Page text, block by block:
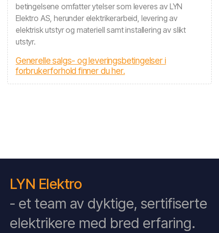
betingelsene omfatter ytelser som leveres av LYN
Elektro AS, herunder elektrikerarbeid, levering av
elektrisk utstyr og materiell samt installering av slikt
utstyr.
Generelle salgs- og leveringsbetingelser i
forbrukerforhold finner du her.
LYN Elektro
- et team av dyktige, sertifiserte
elektrikere med bred erfaring.